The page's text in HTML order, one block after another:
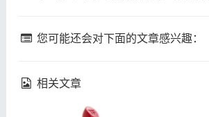
您可能还会对下面的文章感兴趣：
相关文章
理肤泉k乳真的能祛痘吗 理
吃甜食会